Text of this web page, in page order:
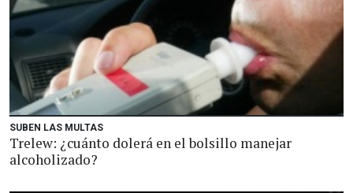
SUBEN LAS MULTAS
Trelew: ¿cuánto dolerá en el bolsillo manejar
alcoholizado?